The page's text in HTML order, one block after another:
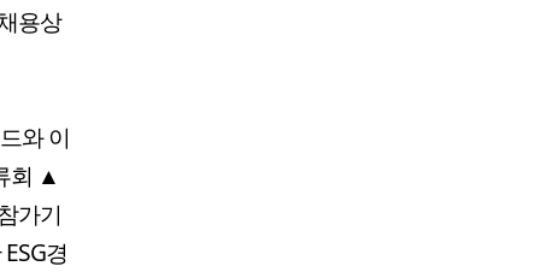
용상
와 이
회 ▲
가기
경